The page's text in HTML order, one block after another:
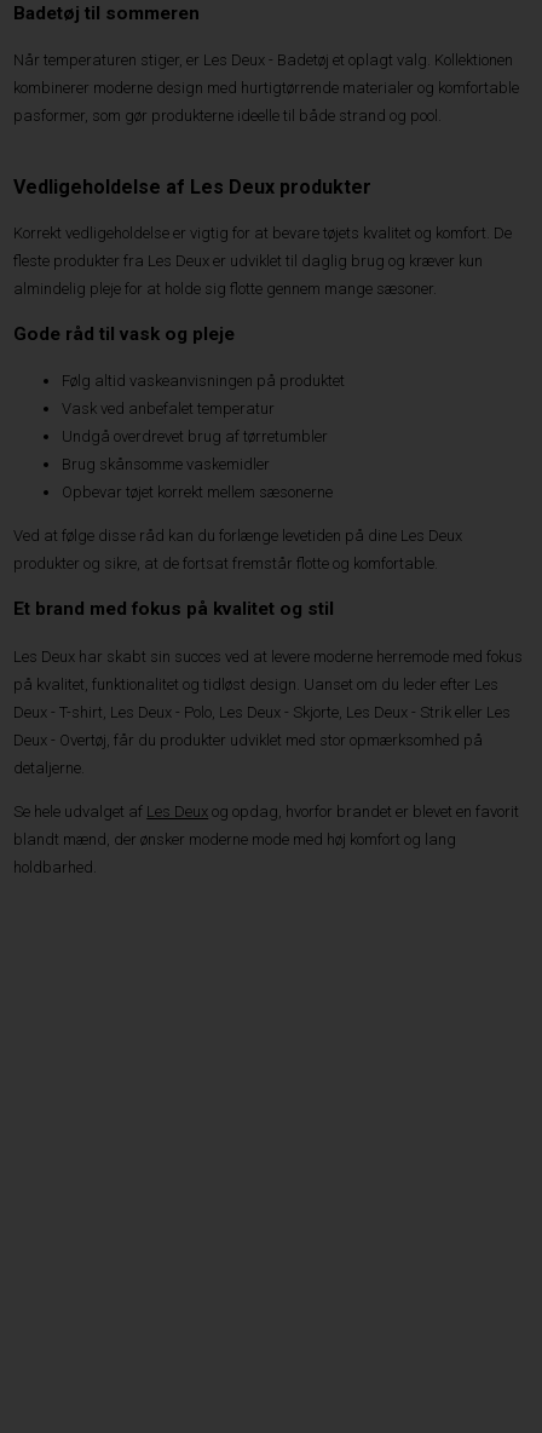
Badetøj til sommeren
Når temperaturen stiger, er Les Deux - Badetøj et oplagt valg. Kollektionen
kombinerer moderne design med hurtigtørrende materialer og komfortable
pasformer, som gør produkterne ideelle til både strand og pool.
Vedligeholdelse af Les Deux produkter
Korrekt vedligeholdelse er vigtig for at bevare tøjets kvalitet og komfort. De
fleste produkter fra Les Deux er udviklet til daglig brug og kræver kun
almindelig pleje for at holde sig flotte gennem mange sæsoner.
Gode råd til vask og pleje
Følg altid vaskeanvisningen på produktet
Vask ved anbefalet temperatur
Undgå overdrevet brug af tørretumbler
Brug skånsomme vaskemidler
Opbevar tøjet korrekt mellem sæsonerne
Ved at følge disse råd kan du forlænge levetiden på dine Les Deux
produkter og sikre, at de fortsat fremstår flotte og komfortable.
Et brand med fokus på kvalitet og stil
Les Deux har skabt sin succes ved at levere moderne herremode med fokus
på kvalitet, funktionalitet og tidløst design. Uanset om du leder efter Les
Deux - T-shirt, Les Deux - Polo, Les Deux - Skjorte, Les Deux - Strik eller Les
Deux - Overtøj, får du produkter udviklet med stor opmærksomhed på
detaljerne.
Se hele udvalget af Les Deux og opdag, hvorfor brandet er blevet en favorit
blandt mænd, der ønsker moderne mode med høj komfort og lang
holdbarhed.